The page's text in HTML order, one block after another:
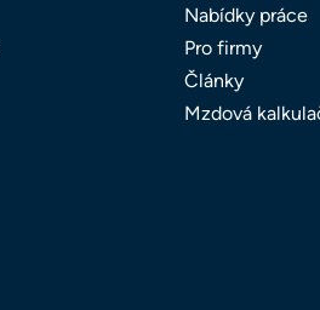
Nabídky práce
Pro firmy
Články
Mzdová